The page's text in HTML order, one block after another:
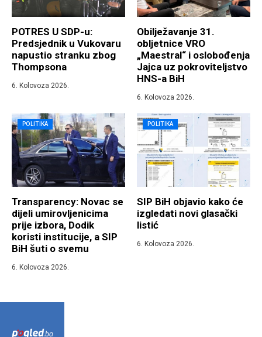
POTRES U SDP-u:
Predsjednik u Vukovaru
napustio stranku zbog
Thompsona
6. Kolovoza 2026.
Obilježavanje 31.
obljetnice VRO
„Maestral“ i oslobođenja
Jajca uz pokroviteljstvo
HNS-a BiH
6. Kolovoza 2026.
POLITIKA
Transparency: Novac se
dijeli umirovljenicima
prije izbora, Dodik
koristi institucije, a SIP
BiH šuti o svemu
6. Kolovoza 2026.
POLITIKA
SIP BiH objavio kako će
izgledati novi glasački
listić
6. Kolovoza 2026.